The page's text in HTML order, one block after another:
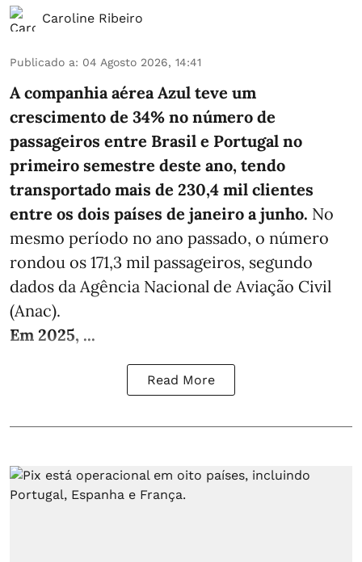
Caroline Ribeiro
Publicado a: 04 Agosto 2026, 14:41
A companhia aérea Azul teve um
crescimento de 34% no número de
passageiros entre Brasil e Portugal no
primeiro semestre deste ano, tendo
transportado mais de 230,4 mil clientes
entre os dois países de janeiro a junho. No
mesmo período no ano passado, o número
rondou os 171,3 mil passageiros, segundo
dados da Agência Nacional de Aviação Civil
(Anac).
Em 2025, ...
Read More